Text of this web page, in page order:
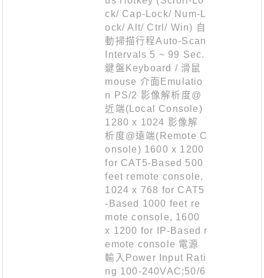
ck/ Cap-Lock/ Num-L
ock/ Alt/ Ctrl/ Win) 自
動掃描行程Auto-Scan
Intervals 5 ~ 99 Sec.
鍵盤Keyboard / 滑鼠
mouse 介面Emulatio
n PS/2 影像解析度@
近端(Local Console)
1280 x 1024 影像解
析度@遠端(Remote C
onsole) 1600 x 1200
for CAT5-Based 500
feet remote console,
1024 x 768 for CAT5
-Based 1000 feet re
mote console, 1600
x 1200 for IP-Based r
emote console 電源
輸入Power Input Rati
ng 100-240VAC;50/6